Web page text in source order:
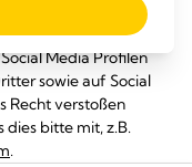
die Gestaltung und
aus Ihrer Sicht
Media Profilen
sowie auf Social
Recht verstoßen
dies bitte mit, z.B.
.